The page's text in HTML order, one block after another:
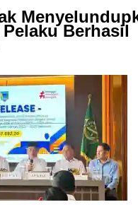
Berhasil